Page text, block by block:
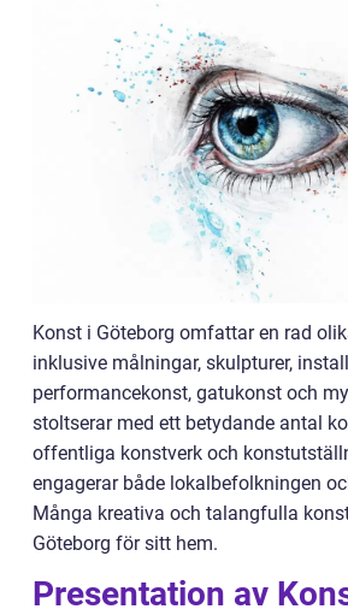
Konst i Göteborg omfattar en rad
inklusive målningar, skulpturer,
performancekonst, gatukonst och
stoltserar med ett betydande antal
offentliga konstverk och
engagerar både lokalbefolkningen
Många kreativa och talangfulla
Göteborg för sitt hem.
Presentation av